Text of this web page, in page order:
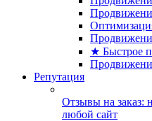
★ Быстрое
Репутация
Отзывы на заказ:
любой сайт